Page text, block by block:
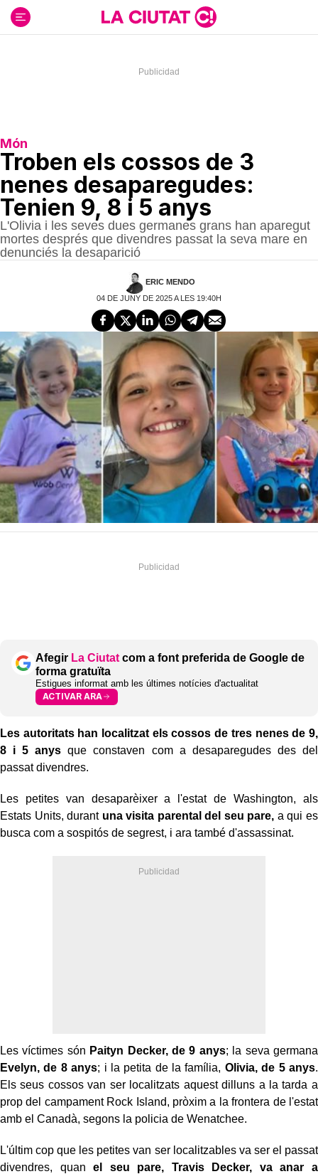
contenido
Món
Troben els cossos de 3
nenes desaparegudes:
Tenien 9, 8 i 5 anys
L'Olivia i les seves dues germanes grans han aparegut
mortes després que divendres passat la seva mare en
denunciés la desaparició
ERIC MENDO
04 DE JUNY DE 2025 A LES 19:40H
Afegir La Ciutat com a font preferida de Google de
forma gratuïta
Estigues informat amb les últimes notícies d'actualitat
ACTIVAR ARA
Les autoritats han localitzat els cossos de tres nenes de 9,
8 i 5 anys que constaven com a desaparegudes des del
passat divendres.
Les petites van desaparèixer a l'estat de Washington, als
Estats Units, durant una visita parental del seu pare, a qui es
busca com a sospitós de segrest, i ara també d'assassinat.
Les víctimes són Paityn Decker, de 9 anys; la seva germana
Evelyn, de 8 anys; i la petita de la família, Olivia, de 5 anys.
Els seus cossos van ser localitzats aquest dilluns a la tarda a
prop del campament Rock Island, pròxim a la frontera de l'estat
amb el Canadà, segons la policia de Wenatchee.
L'últim cop que les petites van ser localitzables va ser el passat
divendres, quanel seu pare, Travis Decker, va anar a